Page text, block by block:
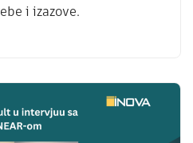
i izazove.